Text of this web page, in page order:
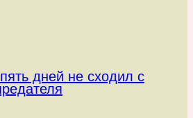
дней не сходил с